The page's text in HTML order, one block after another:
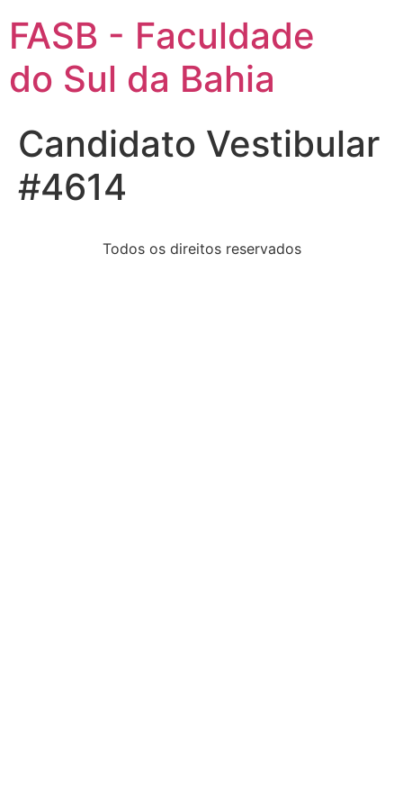
FASB - Faculdade
do Sul da Bahia
Candidato Vestibular
#4614
Todos os direitos reservados